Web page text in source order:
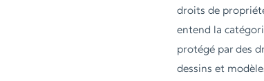
droits de
entend la
protégé par des
dessins et